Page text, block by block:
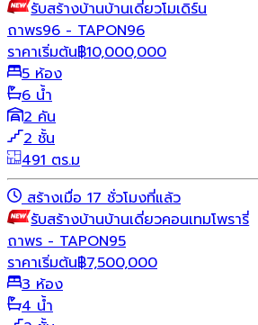
รับสร้างบ้านบ้านเดี่ยวโมเดิร์น
ถาพร96 - TAPON96
ราคาเริ่มต้น฿10,000,000
5 ห้อง
6 น้ำ
2 คัน
2 ชั้น
491 ตร.ม
สร้างเมื่อ 17 ชั่วโมงที่แล้ว
รับสร้างบ้านบ้านเดี่ยวคอนเทมโพรารี่
ถาพร - TAPON95
ราคาเริ่มต้น฿7,500,000
3 ห้อง
4 น้ำ